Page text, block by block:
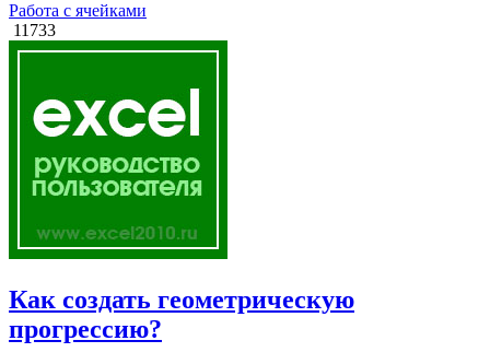
Работа с ячейками
11733
Как создать геометрическую
прогрессию?